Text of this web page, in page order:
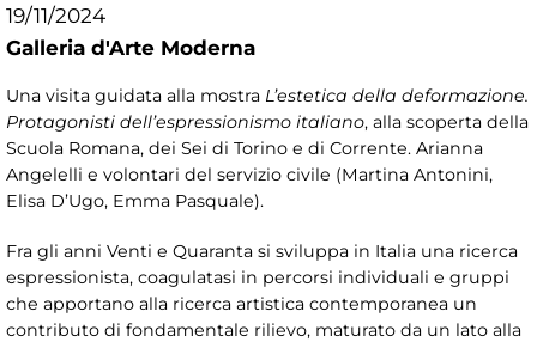
19/11/2024
Galleria d'Arte Moderna
Una visita guidata alla mostra L’estetica della deformazione.
Protagonisti dell’espressionismo italiano, alla scoperta della
Scuola Romana, dei Sei di Torino e di Corrente. Arianna
Angelelli e volontari del servizio civile (Martina Antonini,
Elisa D’Ugo, Emma Pasquale).
Fra gli anni Venti e Quaranta si sviluppa in Italia una ricerca
espressionista, coagulatasi in percorsi individuali e gruppi
che apportano alla ricerca artistica contemporanea un
contributo di fondamentale rilievo, maturato da un lato alla